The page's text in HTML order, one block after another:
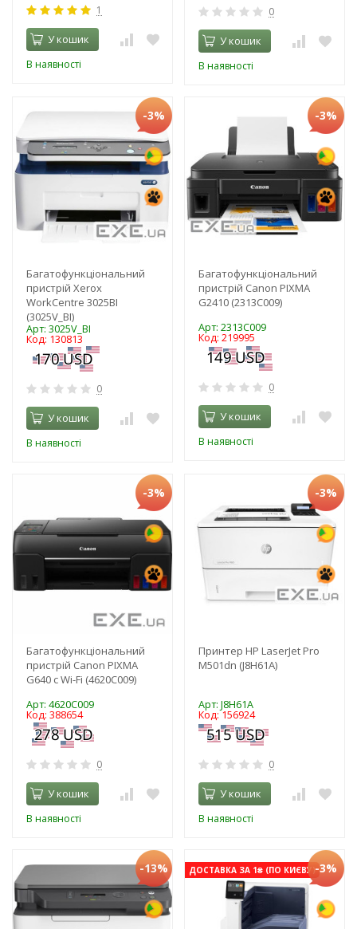
1
У кошик
В наявності
0
У кошик
В наявності
-3%
Багатофункціональний
пристрій Xerox
WorkCentre 3025BI
(3025V_BI)
Арт: 3025V_BI
Код: 130813
0
У кошик
В наявності
-3%
Багатофункціональний
пристрій Canon PIXMA
G2410 (2313C009)
Арт: 2313C009
Код: 219995
0
У кошик
В наявності
-3%
Багатофункціональний
пристрій Canon PIXMA
G640 c Wi-Fi (4620C009)
Арт: 4620C009
Код: 388654
0
У кошик
В наявності
-3%
Принтер HP LaserJet Pro
M501dn (J8H61A)
Арт: J8H61A
Код: 156924
0
У кошик
В наявності
-13% ДОСТАВКА ЗА 1₴ (ПО КИЄВУ)-3%